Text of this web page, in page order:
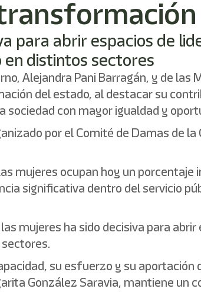
para abrir espacios de
distintos sectores
Alejandra Pani Barragán, y de
del estado, al destacar su
con mayor igualdad y
por el Comité de Damas de
mujeres ocupan hoy un
significativa dentro del servicio
mujeres ha sido decisiva para
su esfuerzo y su
González Saravia, mantiene un